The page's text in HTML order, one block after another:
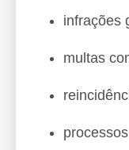
infrações
multas